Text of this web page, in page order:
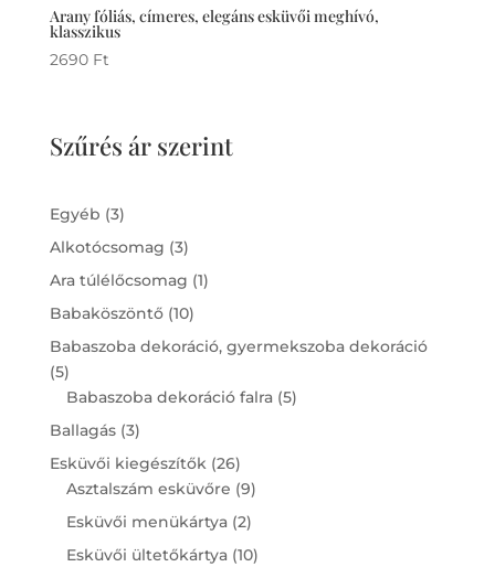
Arany fóliás, címeres, elegáns esküvői meghívó,
klasszikus
2690 Ft
Szűrés ár szerint
Egyéb 33
products
Alkotócsomag 33
products
Ara túlélőcsomag 11
Babaköszöntő 1010
products
Babaszoba dekoráció, gyermekszoba dekoráció
55
products
Babaszoba dekoráció falra 55
Ballagás 33
products
Esküvői kiegészítők 2626
products
Asztalszám esküvőre 99
products
Esküvői menükártya 22
products
Esküvői ültetőkártya 1010